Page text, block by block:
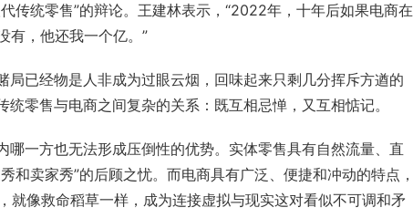
传统零售”的辩论。王建林表示，“2022年，十年后如果电商在
有，他还我一个亿。”
已经物是人非成为过眼云烟，回味起来只剩几分挥斥方遒的
零售与电商之间复杂的关系：既互相忌惮，又互相惦记。
一方也无法形成压倒性的优势。实体零售具有自然流量、直
和卖家秀”的后顾之忧。而电商具有广泛、便捷和冲动的特点，
像救命稻草一样，成为连接虚拟与现实这对看似不可调和矛